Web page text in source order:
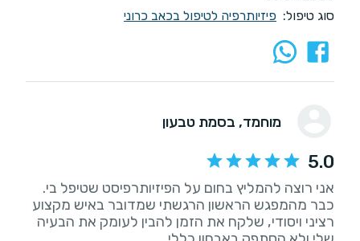
סוג טיפול: פיזיותרפיה לטיפול בכאב כרוני
מוחמד, בסמת טבעון
5.0
אני רוצה להמליץ בחום על הפיזיותרפיסט שטיפל בי.
כבר מהמפגש הראשון הרגשתי שמדובר באיש מקצוע
רציני ויסודי, שלקח את הזמן להבין לעומק את הבעיה